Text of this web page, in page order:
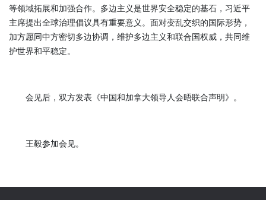
等领域拓展和加强合作。多边主义是世界安全稳定的基石，习近平
主席提出全球治理倡议具有重要意义。面对变乱交织的国际形势，
加方愿同中方密切多边协调，维护多边主义和联合国权威，共同维
护世界和平稳定。
会见后，双方发表《中国和加拿大领导人会晤联合声明》。
王毅参加会见。